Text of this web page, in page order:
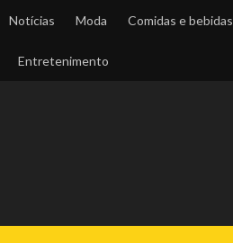
content
Notícias Moda Comidas e bebidas
Entretenimento